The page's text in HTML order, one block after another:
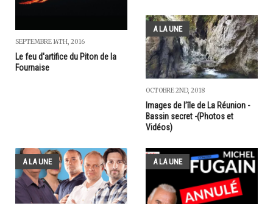
SEPTEMBRE 14TH, 2016
Le feu d'artifice du Piton de la
Fournaise
A LA UNE
OCTOBRE 2ND, 2018
Images de l’île de La Réunion -
Bassin secret -(Photos et
Vidéos)
A LA UNE A LA UNE